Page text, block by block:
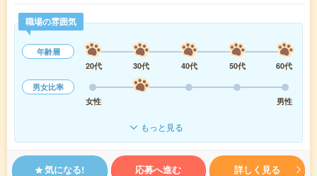
職場の雰囲気
年齢層
20代
30代 40代 50代
60代
男女比率
女性
男性
もっと見る
気になる! 応募へ進む 詳しく見る